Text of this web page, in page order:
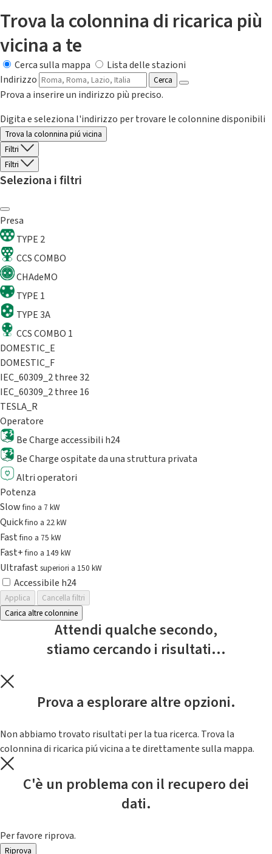
Trova la colonnina di ricarica più
vicina a te
Cerca sulla mappa
Lista delle stazioni
Indirizzo
Cerca
Prova a inserire un indirizzo più preciso.
Digita e seleziona l'indirizzo per trovare le colonnine disponibili
Trova la colonnina piú vicina
Filtri
Filtri
Seleziona i filtri
Presa
TYPE 2
CCS COMBO
CHAdeMO
TYPE 1
TYPE 3A
CCS COMBO 1
DOMESTIC_E
DOMESTIC_F
IEC_60309_2 three 32
IEC_60309_2 three 16
TESLA_R
Operatore
Be Charge accessibili h24
Be Charge ospitate da una struttura privata
Altri operatori
Potenza
Slowfino a 7 kW
Quickfino a 22 kW
Fastfino a 75 kW
Fast+fino a 149 kW
Ultrafast superiori a 150 kW
Accessibile h24
Applica
Cancella filtri
Carica altre colonnine
Attendi qualche secondo,
stiamo cercando i risultati...
Prova a esplorare altre opzioni.
Non abbiamo trovato risultati per la tua ricerca. Trova la
colonnina di ricarica piú vicina a te direttamente sulla mappa.
C'è un problema con il recupero dei
dati.
Per favore riprova.
Riprova